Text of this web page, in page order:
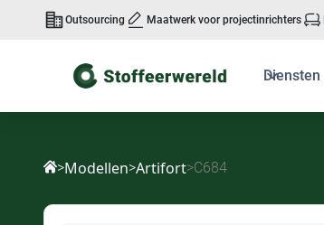
Outsourcing Maatwerk voor projectinrichters
Diensten
>Modellen>Artifort>C684